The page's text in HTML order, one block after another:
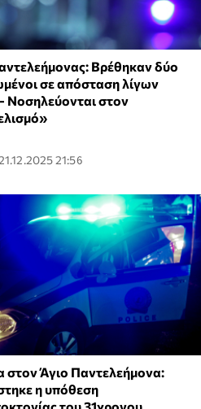
Βρέθηκαν δύο
σε απόσταση λίγων
Νοσηλεύονται στον
21:56
στον Άγιο Παντελεήμονα:
η υπόθεση